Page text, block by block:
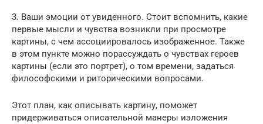
3. Ваши эмоции от увиденного. Стоит вспомнить, какие
первые мысли и чувства возникли при просмотре
картины, с чем ассоциировалось изображенное. Также
в этом пункте можно порассуждать о чувствах героев
картины (если это портрет), о том времени, задаться
философскими и риторическими вопросами.
Этот план, как описывать картину, поможет
придерживаться описательной манеры изложения